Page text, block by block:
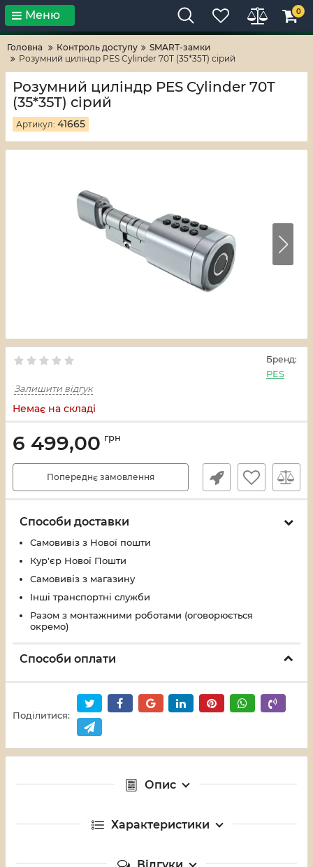
Тільки високі технології! RV-ZAFT
Меню 0
Головна Контроль доступу
SMART-замки
Розумний циліндр PES Cylinder 70T (35*35T) сірий
Розумний циліндр PES Cylinder 70T
(35*35T) сірий
Артикул: 41665
Бренд:
PES
Залишити відгук
Немає на складі
6 499,00 грн
Попереднє замовлення
Способи доставки
Самовивіз з Нової пошти
Кур'єр Нової Пошти
Самовивіз з магазину
Інші транспортні служби
Разом з монтажними роботами (оговорюється
окремо)
Способи оплати
Поділитися:
Опис
Характеристики